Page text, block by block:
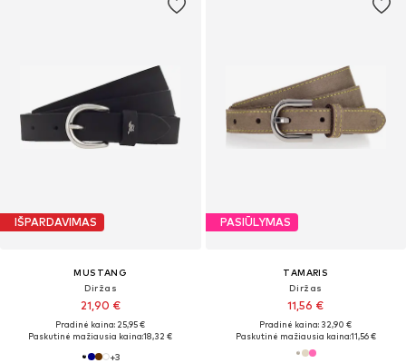
IŠPARDAVIMAS
MUSTANG
Diržas
21,90 €
Pradinė kaina: 25,95 €
Paskutinė mažiausia kaina:18,32 €
+3
PASIŪLYMAS
TAMARIS
Diržas
11,56 €
Pradinė kaina: 32,90 €
Paskutinė mažiausia kaina:11,56 €